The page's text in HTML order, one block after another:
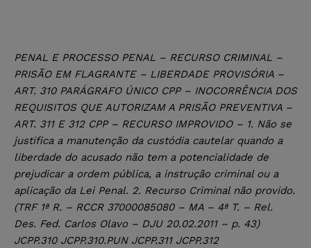
PENAL E PROCESSO PENAL – RECURSO CRIMINAL –
PRISÃO EM FLAGRANTE – LIBERDADE PROVISÓRIA –
ART. 310 PARÁGRAFO ÚNICO CPP – INOCORRÊNCIA DOS
REQUISITOS QUE AUTORIZAM A PRISÃO PREVENTIVA –
ART. 311 E 312 CPP – RECURSO IMPROVIDO – 1. Não se
justifica a manutenção da custódia cautelar quando a
liberdade do acusado não tem a potencialidade de
prejudicar a ordem pública, a instrução criminal ou a
aplicação da Lei Penal. 2. Recurso Criminal não provido.
(TRF 1ª R. – RCCR 37000085080 – MA – 4ª T. – Rel.
Des. Fed. Carlos Olavo – DJU 20.02.2011 – p. 43)
JCPP.310 JCPP.310.PUN JCPP.311 JCPP.312